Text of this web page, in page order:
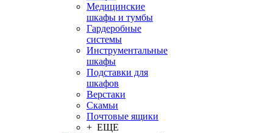
Медицинские
шкафы и тумбы
Гардеробные
системы
Инструментальные
шкафы
Подставки для
шкафов
Верстаки
Скамьи
Почтовые ящики
+ ЕЩЕ